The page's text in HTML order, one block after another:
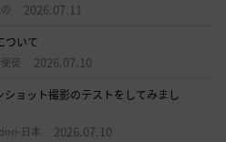
2026.07.11
ついて
徒 2026.07.10
ショット撮影のテストをしてみまし
日本 2026.07.10